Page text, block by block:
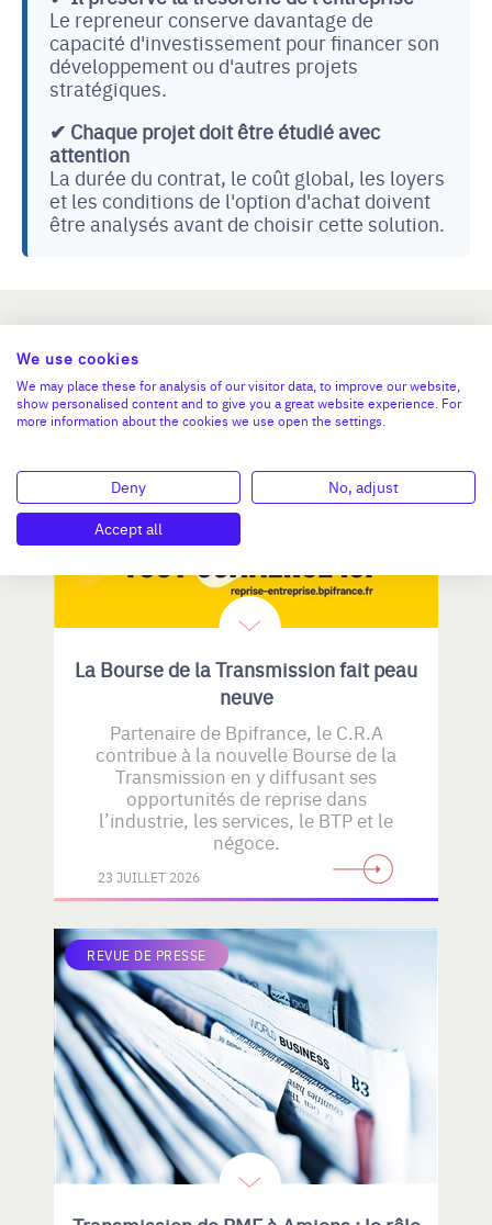
Le repreneur conserve davantage de
capacité d'investissement pour financer son
développement ou d'autres projets
stratégiques.
✔ Chaque projet doit être étudié avec
attention
La durée du contrat, le coût global, les loyers
et les conditions de l'option d'achat doivent
être analysés avant de choisir cette solution.
Actualités
La Bourse de la Transmission fait peau
neuve
Partenaire de Bpifrance, le C.R.A
contribue à la nouvelle Bourse de la
Transmission en y diffusant ses
opportunités de reprise dans
l’industrie, les services, le BTP et le
négoce.
23 JUILLET 2026
REVUE DE PRESSE
We use cookies
We may place these for analysis of our visitor data, to improve our website,
show personalised content and to give you a great website experience. For
more information about the cookies we use open the settings.
Deny
No, adjust
Accept all